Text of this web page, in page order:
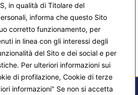
in qualità di Titolare del
informa che questo Sito
corretto funzionamento, per
in linea con gli interessi degli
del Sito e dei social e per
Per ulteriori informazioni sui
di profilazione, Cookie di terze
informazioni" Se non si accetta